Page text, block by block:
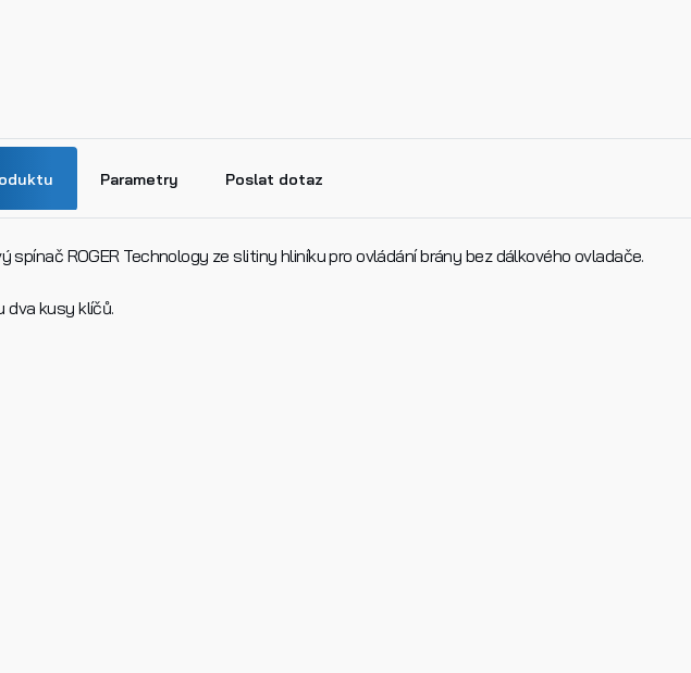
Parametry Poslat dotaz
spínač ROGER Technology ze slitiny hliníku pro ovládání brány bez dálkového ovladače.
dva kusy klíčů.
Příjmení